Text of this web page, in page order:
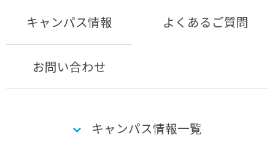
キャンパス情報 よくあるご質問
お問い合わせ
キャンパス情報一覧